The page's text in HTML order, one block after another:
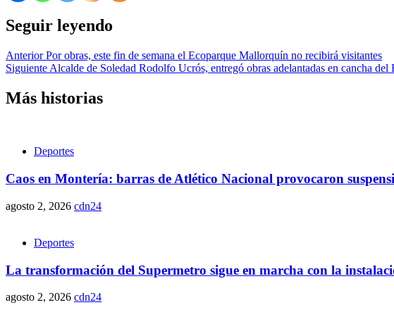
Seguir leyendo
AnteriorPor obras, este fin de semana el Ecoparque Mallorquín no recibirá visitantes
Siguiente Alcalde de Soledad Rodolfo Ucrós, entregó obras adelantadas en cancha
Más historias
Deportes
Caos en Montería: barras de Atlético Nacional provocaron
agosto 2, 2026 cdn24
Deportes
La transformación del Supermetro sigue en marcha con la
agosto 2, 2026 cdn24